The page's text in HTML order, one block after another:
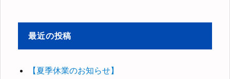
象:
最近の投稿
【夏季休業のお知らせ】